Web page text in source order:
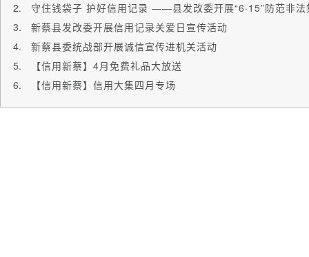
守住钱袋子 护好信用记录 ——县发改委开展“6·15”防范非法
新蔡县发改委开展信用记录关爱日宣传活动
新蔡县委统战部开展诚信宣传进机关活动
【信用新蔡】4月免费礼品大放送
【信用新蔡】信用大集四月专场